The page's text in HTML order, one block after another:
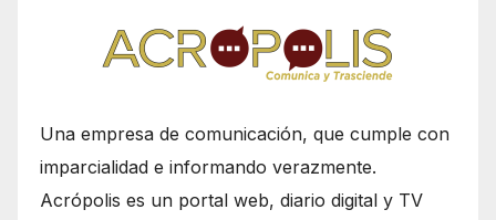
Una empresa de comunicación, que cumple con
imparcialidad e informando verazmente.
Acrópolis es un portal web, diario digital y TV